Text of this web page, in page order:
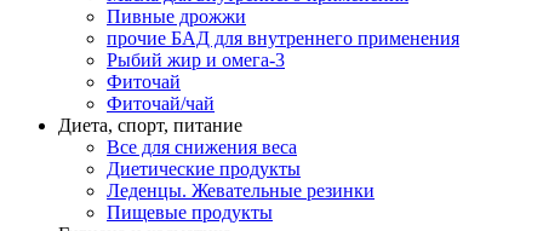
Пивные дрожжи
прочие БАД для внутреннего применения
Рыбий жир и омега-3
Фиточай
Фиточай/чай
Диета, спорт, питание
Все для снижения веса
Диетические продукты
Леденцы. Жевательные резинки
Пищевые продукты